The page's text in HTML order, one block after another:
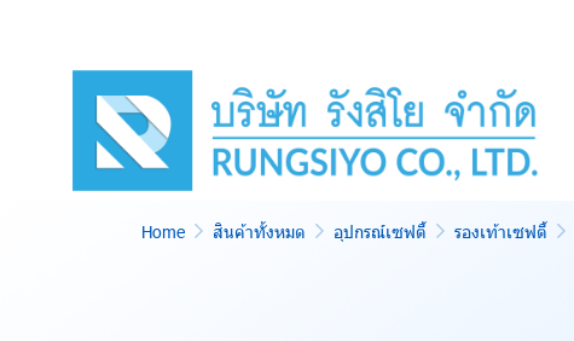
Home สินค้าทั้งหมด อุปกรณ์เซฟตี้ รองเท้าเซฟตี้